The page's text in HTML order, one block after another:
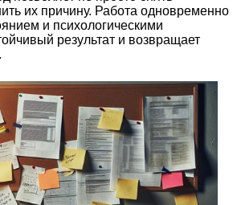
их причину. Работа одновременно
и психологическими
результат и возвращает